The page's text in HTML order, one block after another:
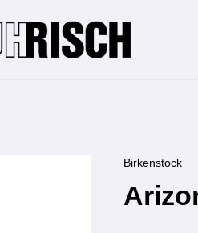
Birkenstock